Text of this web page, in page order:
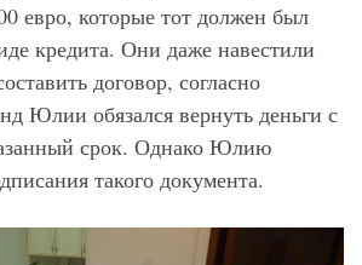
евро, которые тот должен был
кредита. Они даже навестили
договор, согласно
Юлии обязался вернуть деньги с
срок. Однако Юлию
такого документа.